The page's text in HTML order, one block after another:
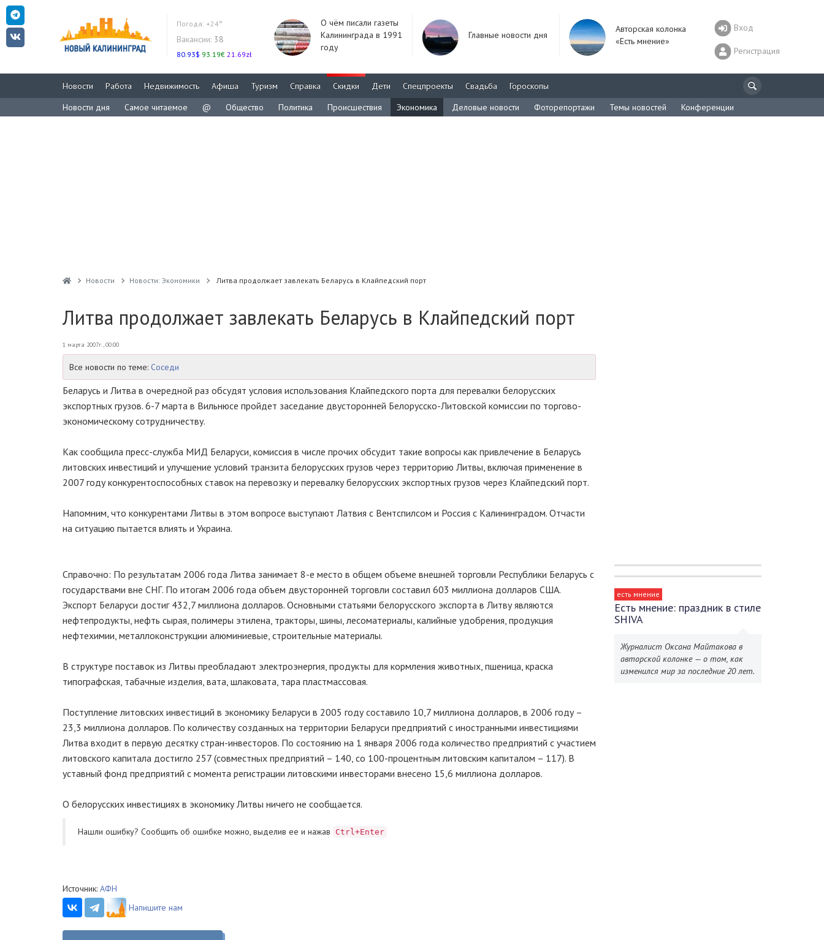
Погода: +24°
Вакансии: 38
80.93$ 93.19€ 21.69zł
О чём писали газеты
Калининграда в 1991
году
Главные новости дня
Авторская колонка
«Есть мнение»
Вход
Регистрация
Новости Работа Недвижимость Афиша Туризм Справка Скидки Дети Спецпроекты Свадьба
Гороскопы
Новости дня
Самое читаемое @ Общество Политика Происшествия Экономика Деловые новости Фоторепортажи Темы новостей Конференции
Новости Новости: Экономики Литва продолжает завлекать Беларусь в Клайпедский порт
Литва продолжает завлекать Беларусь в Клайпедский порт
1 марта 2007г., 00:00
Все новости по теме: Соседи
Беларусь и Литва в очередной раз обсудят условия использования Клайпедского порта для перевалки белорусских
экспортных грузов. 6-7 марта в Вильнюсе пройдет заседание двусторонней Белорусско-Литовской комиссии по торгово-
экономическому сотрудничеству.
Как сообщила пресс-служба МИД Беларуси, комиссия в числе прочих обсудит такие вопросы как привлечение в Беларусь
литовских инвестиций и улучшение условий транзита белорусских грузов через территорию Литвы, включая применение в
2007 году конкурентоспособных ставок на перевозку и перевалку белорусских экспортных грузов через Клайпедский порт.
Напомним, что конкурентами Литвы в этом вопросе выступают Латвия с Вентспилсом и Россия с Калининградом. Отчасти
на ситуацию пытается влиять и Украина.
Справочно: По результатам 2006 года Литва занимает 8-е место в общем объеме внешней торговли Республики Беларусь с
государствами вне СНГ. По итогам 2006 года объем двусторонней торговли составил 603 миллиона долларов США.
Экспорт Беларуси достиг 432,7 миллиона долларов. Основными статьями белорусского экспорта в Литву являются
нефтепродукты, нефть сырая, полимеры этилена, тракторы, шины, лесоматериалы, калийные удобрения, продукция
нефтехимии, металлоконструкции алюминиевые, строительные материалы.
В структуре поставок из Литвы преобладают электроэнергия, продукты для кормления животных, пшеница, краска
типографская, табачные изделия, вата, шлаковата, тара пластмассовая.
Поступление литовских инвестиций в экономику Беларуси в 2005 году составило 10,7 миллиона долларов, в 2006 году –
23,3 миллиона долларов. По количеству созданных на территории Беларуси предприятий с иностранными инвестициями
Литва входит в первую десятку стран-инвесторов. По состоянию на 1 января 2006 года количество предприятий с участием
литовского капитала достигло 257 (совместных предприятий – 140, со 100-процентным литовским капиталом – 117). В
уставный фонд предприятий с момента регистрации литовскими инвесторами внесено 15,6 миллиона долларов.
О белорусских инвестициях в экономику Литвы ничего не сообщается.
Нашли ошибку? Cообщить об ошибке можно, выделив ее и нажав Ctrl+Enter
Источник: АФН
Напишите нам
есть мнение
Есть мнение: праздник в стиле
SHIVA
Журналист Оксана Майтакова в
авторской колонке — о том, как
изменился мир за последние 20 лет.